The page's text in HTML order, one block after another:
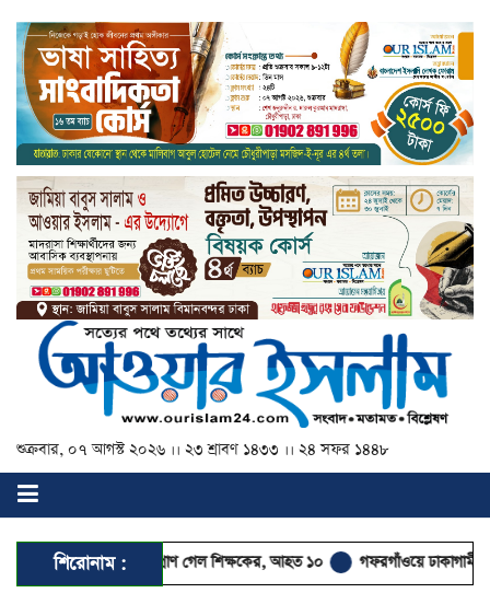
শুক্রবার, ০৭ আগস্ট ২০২৬ ।। ২৩ শ্রাবণ ১৪৩৩ ।। ২৪ সফর ১৪৪৮
শিরোনাম :
গুলিতে প্রাণ গেল শিক্ষকের, আহত ১০ গফরগাঁওয়ে ঢাকাগামী জামালপুর